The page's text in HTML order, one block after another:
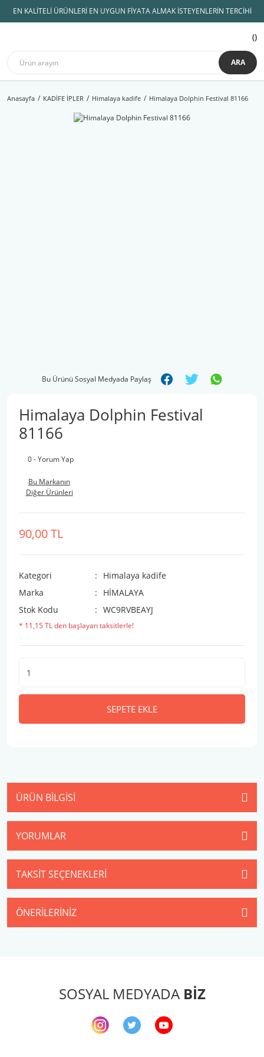
EN KALİTELİ ÜRÜNLERİ EN UYGUN FİYATA ALMAK İSTEYENLERİN TERCİHİ
ARA
Anasayfa KADİFE İPLER Himalaya kadife Himalaya Dolphin Festival 81166
Bu Ürünü Sosyal Medyada Paylaş
Himalaya Dolphin Festival
81166
0 - Yorum Yap
Bu Markanın
Diğer Ürünleri
90,00 TL
Kategori
Himalaya kadife
Marka
HİMALAYA
Stok Kodu
WC9RVBEAYJ
* 11,15 TL den başlayan taksitlerle!
SEPETE EKLE
ÜRÜN BILGISI
YORUMLAR
TAKSIT SEÇENEKLERI
ÖNERILERINIZ
SOSYAL MEDYADA BİZ